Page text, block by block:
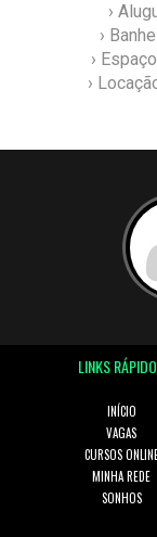
›
›
›
›
LINKS
INÍCIO
VAGAS
CURSOS
MINHA REDE
SONHOS